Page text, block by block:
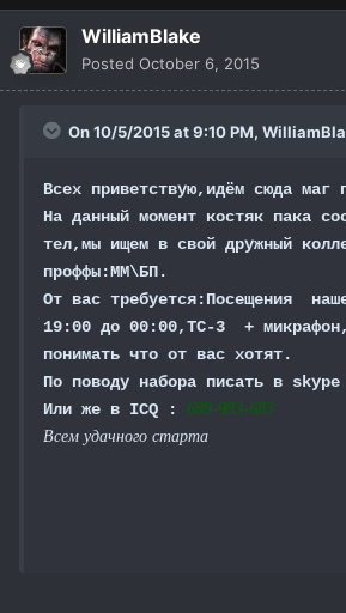
WilliamBlake
Posted October 6, 2015
On 10/5/2015 at 9:10 PM,
Всех приветствую,идём сюда маг
На данный момент костяк пака
тел,мы ищем в свой дружный
проффы:ММ\БП.
От вас требуется:Посещения
19:00 до 00:00,ТС-3 +
понимать что от вас хотят.
По поводу набора писать в
Или же в ICQ : 689-983-683
Всем удачного старта